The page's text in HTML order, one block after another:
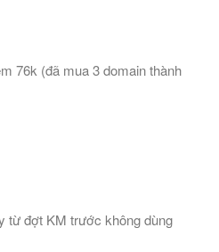
76k (đã mua 3 domain thành
từ đợt KM trước không dùng